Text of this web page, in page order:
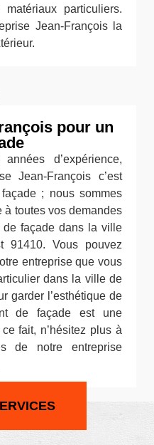
particuliers.
Jean-François la
pour un
d’expérience,
Jean-François c’est
; nous sommes
à toutes vos demandes
façade dans la ville
91410. Vous pouvez
entreprise que vous
dans la ville de
garder l’esthétique de
de façade est une
fait, n’hésitez plus à
de notre entreprise